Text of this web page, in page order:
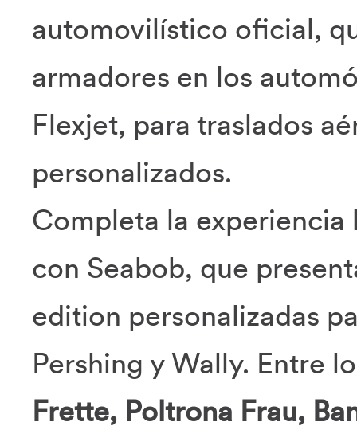
automovilístico oficial,
armadores en los
Flexjet, para traslados
personalizados.
Completa la
con Seabob, que
edition personalizadas
Pershing y Wally. Entre
Frette, Poltrona Frau,